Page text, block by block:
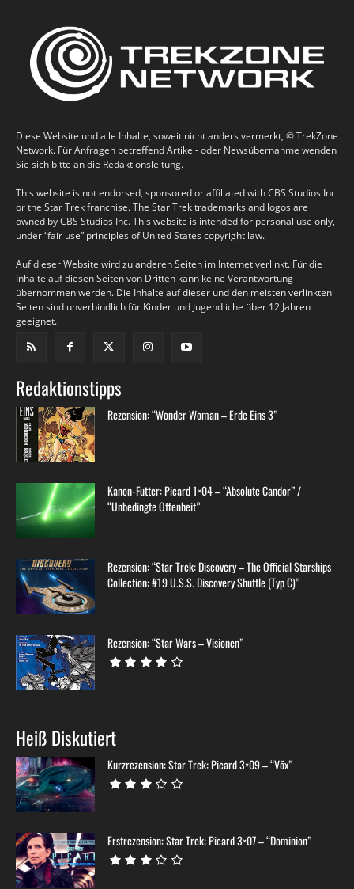
Diese Website und alle Inhalte, soweit nicht anders vermerkt, © TrekZone
Network. Für Anfragen betreffend Artikel- oder Newsübernahme wenden
Sie sich bitte an die Redaktionsleitung.
This website is not endorsed, sponsored or affiliated with CBS Studios Inc.
or the Star Trek franchise. The Star Trek trademarks and logos are
owned by CBS Studios Inc. This website is intended for personal use only,
under “fair use” principles of United States copyright law.
Auf dieser Website wird zu anderen Seiten im Internet verlinkt. Für die
Inhalte auf diesen Seiten von Dritten kann keine Verantwortung
übernommen werden. Die Inhalte auf dieser und den meisten verlinkten
Seiten sind unverbindlich für Kinder und Jugendliche über 12 Jahren
geeignet.
Redaktionstipps
Rezension: “Wonder Woman – Erde Eins 3”
Kanon-Futter: Picard 1×04 – “Absolute Candor” /
“Unbedingte Offenheit”
Rezension: “Star Trek: Discovery – The Official Starships
Collection: #19 U.S.S. Discovery Shuttle (Typ C)”
Rezension: “Star Wars – Visionen”
Heiß Diskutiert
Kurzrezension: Star Trek: Picard 3×09 – “Võx”
Erstrezension: Star Trek: Picard 3×07 – “Dominion”